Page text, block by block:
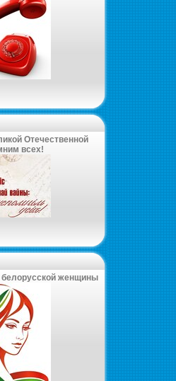
Отечественной
всех!
женщины